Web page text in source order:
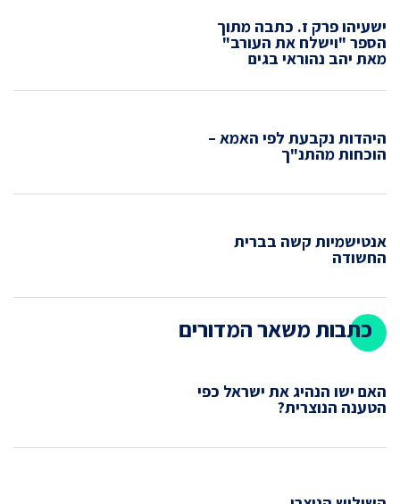
ישעיהו פרק ז. כתבה מתוך
הספר "וישלח את העורב"
מאת יהב נהוראי בגים
היהדות נקבעת לפי האמא –
הוכחות מהתנ"ך
אנטישמיות קשה בברית
החשודה
כתבות משאר המדורים
האם ישו הנהיג את ישראל כפי
הטענה הנוצרית?